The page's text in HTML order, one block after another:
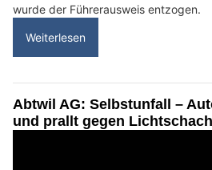
wurde der Führerausweis entzogen.
Weiterlesen
Abtwil AG: Selbstunfall –
und prallt gegen